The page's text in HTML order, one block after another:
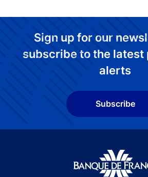
Sign up for our
subscribe to the latest
alerts
Subscribe